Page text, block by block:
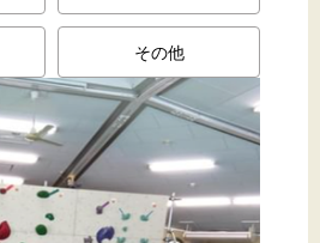
その他